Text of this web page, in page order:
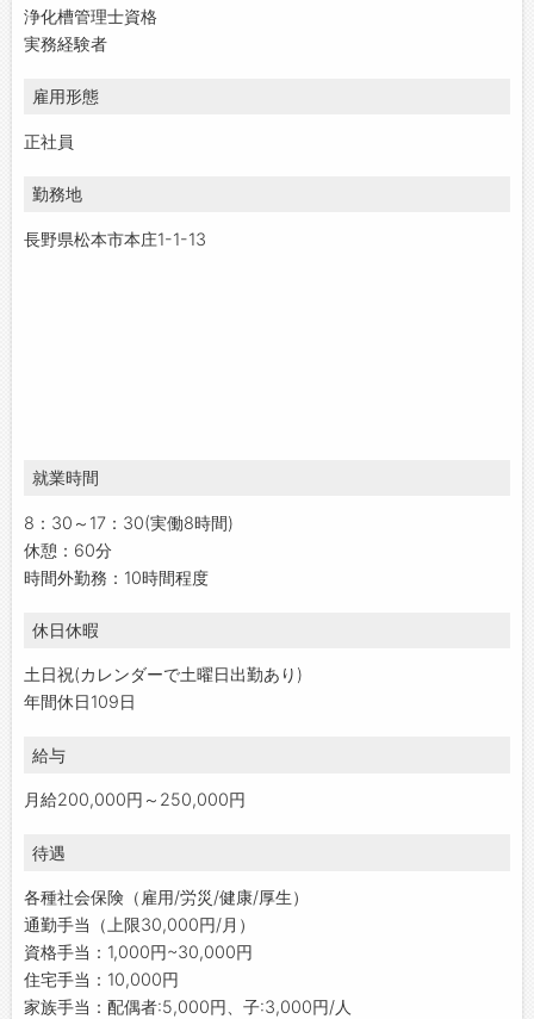
浄化槽管理士資格
実務経験者
雇用形態
正社員
勤務地
長野県松本市本庄1-1-13
就業時間
8：30～17：30(実働8時間)
休憩：60分
時間外勤務：10時間程度
休日休暇
土日祝(カレンダーで土曜日出勤あり)
年間休日109日
給与
月給200,000円～250,000円
待遇
各種社会保険（雇用/労災/健康/厚生）
通勤手当（上限30,000円/月）
資格手当：1,000円~30,000円
住宅手当：10,000円
家族手当：配偶者:5,000円、子:3,000円/人